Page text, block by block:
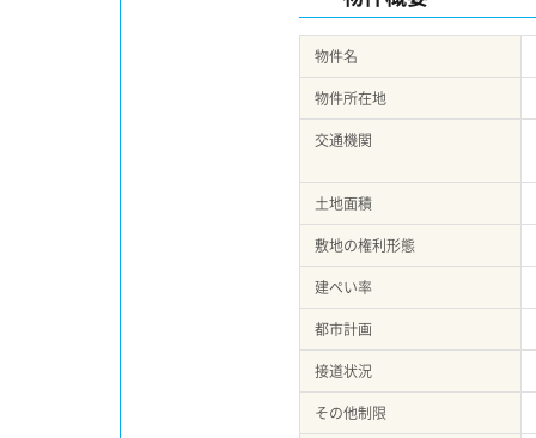
物件名
物件所在地
交通機関
土地面積
敷地の権利形態
建ぺい率
都市計画
接道状況
その他制限